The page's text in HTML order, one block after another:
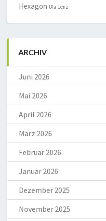
Hexagon Ula Lenz
ARCHIV
Juni 2026
Mai 2026
April 2026
März 2026
Februar 2026
Januar 2026
Dezember 2025
November 2025